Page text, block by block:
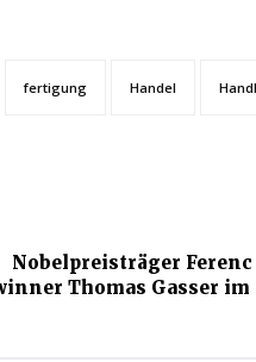
fertigung Handel
Nobelpreisträger
Thomas Gasser